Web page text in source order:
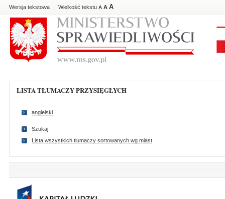
Wersja tekstowa | Wielkość tekstu A A A
LISTA TŁUMACZY PRZYSIĘGŁYCH
angielski
Szukaj
Lista wszystkich tlumaczy sortowanych wg miast